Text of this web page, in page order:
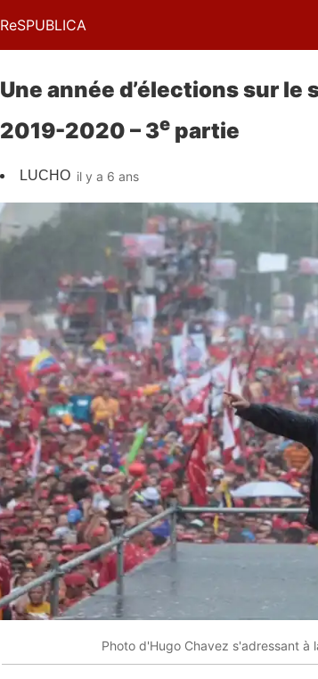
ReSPUBLICA
Une année d’élections sur
2019-2020 – 3e partie
LUCHO il y a 6 ans
Photo d'Hugo Chavez s'adressant à